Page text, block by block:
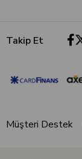
Takip Et
Müşteri Destek